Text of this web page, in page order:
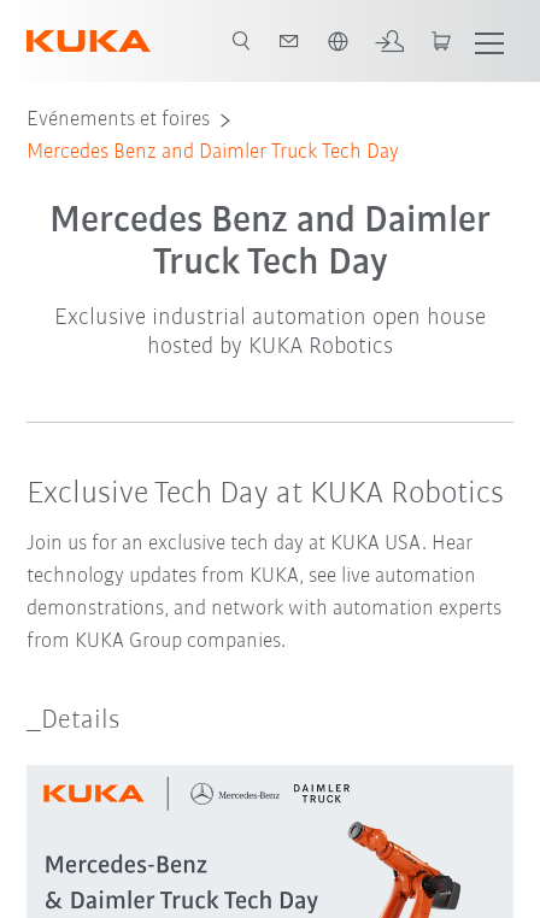
Agenda
Evénements et foires
Mercedes Benz and Daimler Truck Tech Day
Mercedes Benz and Daimler
Truck Tech Day
Exclusive industrial automation open house
hosted by KUKA Robotics
Exclusive Tech Day at KUKA Robotics
Join us for an exclusive tech day at KUKA USA. Hear
technology updates from KUKA, see live automation
demonstrations, and network with automation experts
from KUKA Group companies.
_Details